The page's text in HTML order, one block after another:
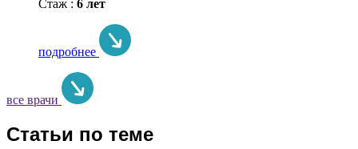
Стаж : 6 лет
подробнее
все врачи
Статьи по теме